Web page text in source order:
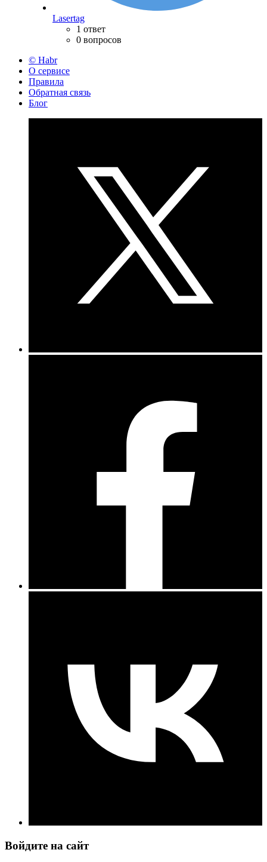
Lasertag
1 ответ
0 вопросов
© Habr
О сервисе
Правила
Обратная связь
Блог
Войдите на сайт